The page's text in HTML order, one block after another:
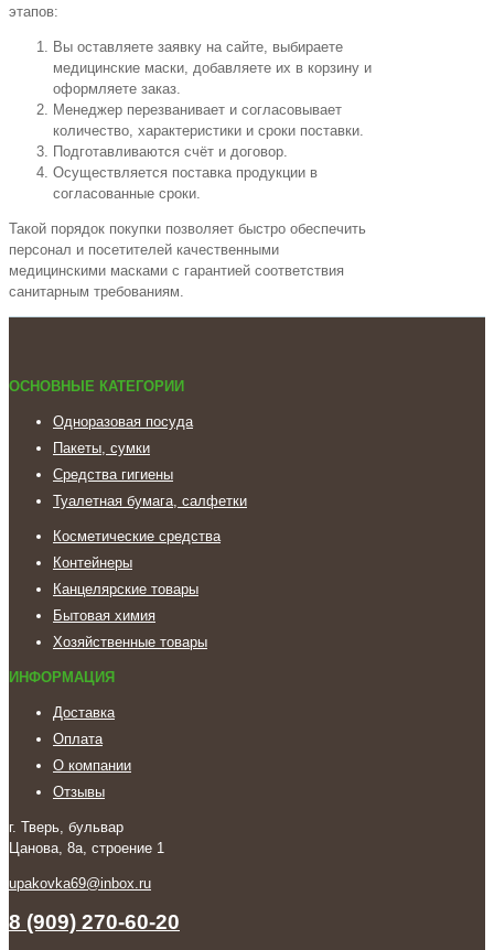
этапов:
Вы оставляете заявку на сайте, выбираете
медицинские маски, добавляете их в корзину и
оформляете заказ.
Менеджер перезванивает и согласовывает
количество, характеристики и сроки поставки.
Подготавливаются счёт и договор.
Осуществляется поставка продукции в
согласованные сроки.
Такой порядок покупки позволяет быстро обеспечить
персонал и посетителей качественными
медицинскими масками с гарантией соответствия
санитарным требованиям.
ОСНОВНЫЕ КАТЕГОРИИ
Одноразовая посуда
Пакеты, сумки
Средства гигиены
Туалетная бумага, салфетки
Косметические средства
Контейнеры
Канцелярские товары
Бытовая химия
Хозяйственные товары
ИНФОРМАЦИЯ
Доставка
Оплата
О компании
Отзывы
г. Тверь, бульвар
Цанова, 8а, строение 1
upakovka69@inbox.ru
8 (909) 270-60-20